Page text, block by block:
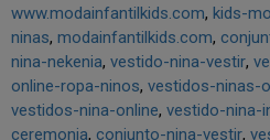
www.modainfantilkids.com kids-
ninas modainfantilkids.com
nina-nekenia vestido-nina-vestir
online-ropa-ninos vestidos-ninas-
vestidos-nina-online vestido-nina-
ceremonia conjunto-nina-vestir